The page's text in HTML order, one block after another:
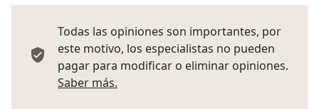
Todas las opiniones son importantes, por
este motivo, los especialistas no pueden
pagar para modificar o eliminar opiniones.
Saber más.